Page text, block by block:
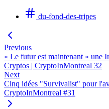
du-fond-des-tripes
Previous
« Le futur est maintenant » une
Cryptos | CryptoInMontreal 32
Next
Cinq idées "Survivalist" pour
CryptoInMontreal #31